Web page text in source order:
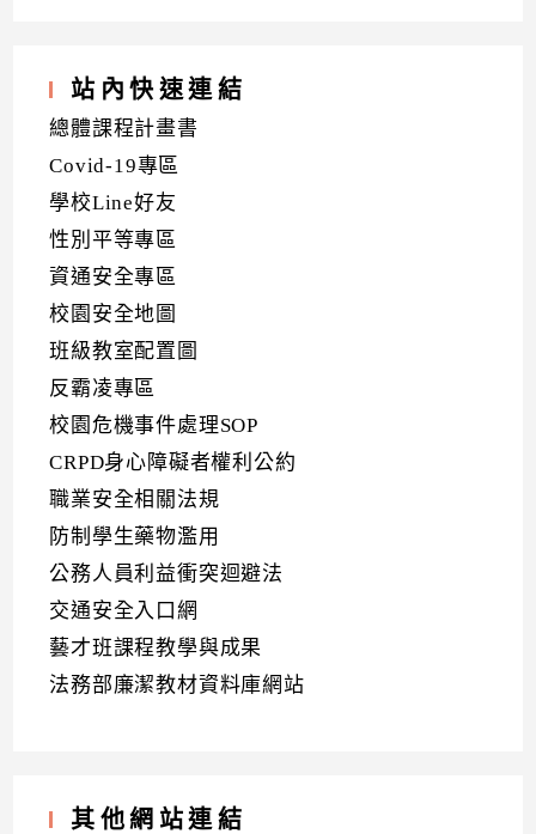
站內快速連結
總體課程計畫書
Covid-19專區
學校Line好友
性別平等專區
資通安全專區
校園安全地圖
班級教室配置圖
反霸凌專區
校園危機事件處理SOP
CRPD身心障礙者權利公約
職業安全相關法規
防制學生藥物濫用
公務人員利益衝突迴避法
交通安全入口網
藝才班課程教學與成果
法務部廉潔教材資料庫網站
其他網站連結